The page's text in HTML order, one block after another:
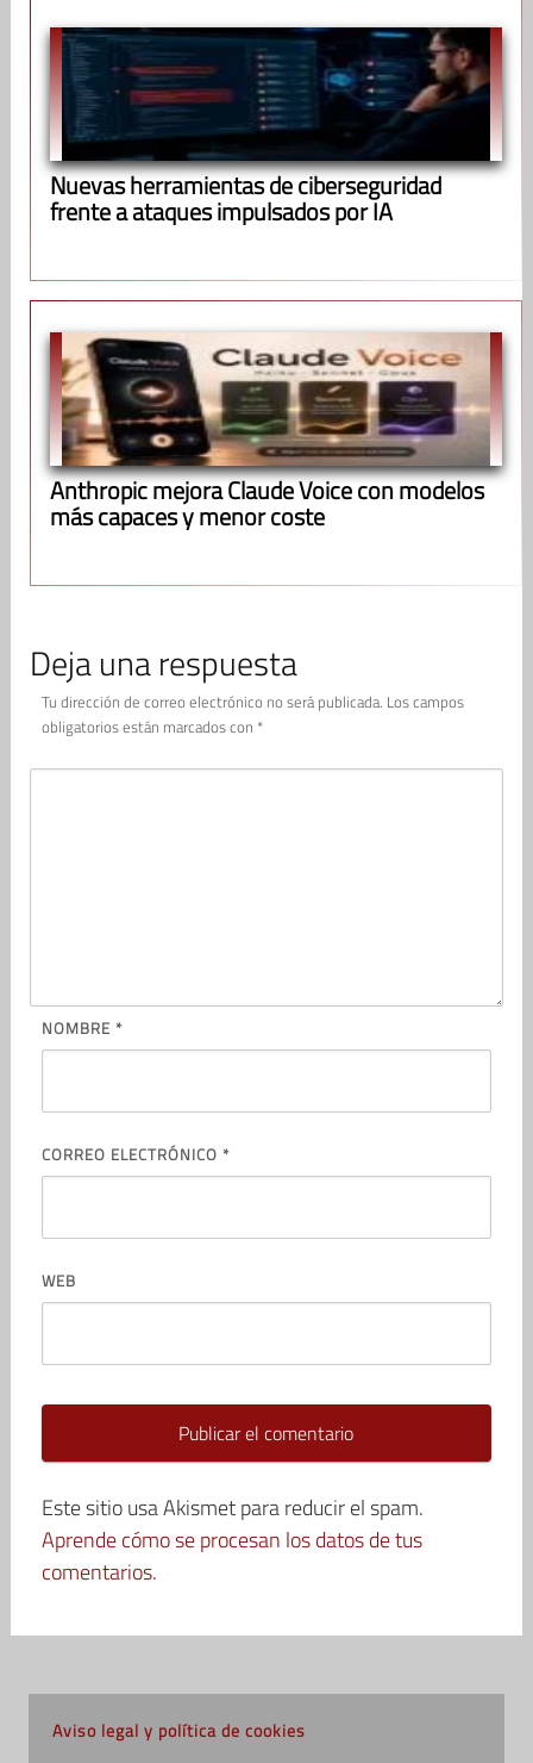
Nuevas herramientas de ciberseguridad
frente a ataques impulsados por IA
Anthropic mejora Claude Voice con modelos
más capaces y menor coste
Deja una respuesta
Tu dirección de correo electrónico no será publicada. Los campos
obligatorios están marcados con *
NOMBRE *
CORREO ELECTRÓNICO *
WEB
Este sitio usa Akismet para reducir el spam.
Aprende cómo se procesan los datos de tus
comentarios.
Aviso legal y política de cookies